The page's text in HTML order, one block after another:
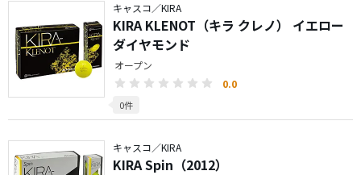
キャスコ／KIRA
KIRA KLENOT（キラ クレノ） イエロー
ダイヤモンド
オープン
0.0
0件
キャスコ／KIRA
KIRA Spin（2012）